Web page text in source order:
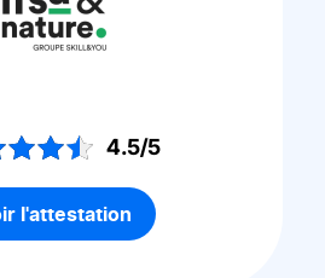
4.5/5
l'attestation